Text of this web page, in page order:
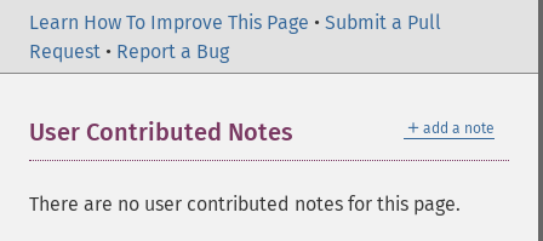
Learn How To Improve This Page • Submit a Pull
Request • Report a Bug
＋ add a note
User Contributed Notes
There are no user contributed notes for this page.